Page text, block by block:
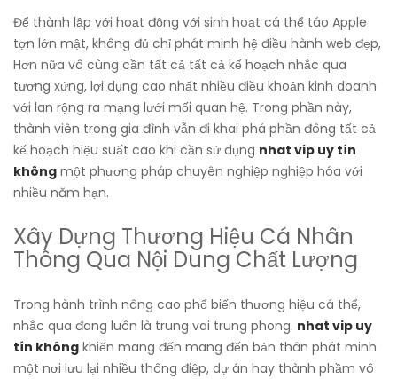
Để thành lập với hoạt động với sinh hoạt cá thể táo Apple
tợn lớn mật, không đủ chỉ phát minh hệ điều hành web đẹp,
Hơn nữa vô cùng cần tất cả tất cả kế hoạch nhắc qua
tương xứng, lợi dụng cao nhất nhiều điều khoản kinh doanh
với lan rộng ra mạng lưới mối quan hệ. Trong phần này,
thành viên trong gia đình vẫn đi khai phá phần đông tất cả
kế hoạch hiệu suất cao khi cần sử dụng nhat vip uy tín
không một phương pháp chuyên nghiệp nghiệp hóa với
nhiều năm hạn.
Xây Dựng Thương Hiệu Cá Nhân
Thông Qua Nội Dung Chất Lượng
Trong hành trình nâng cao phổ biến thương hiệu cá thể,
nhắc qua đang luôn là trung vai trung phong. nhat vip uy
tín không khiến mang đến mang đến bản thân phát minh
một nơi lưu lại nhiều thông điệp, dự án hay thành phầm vô